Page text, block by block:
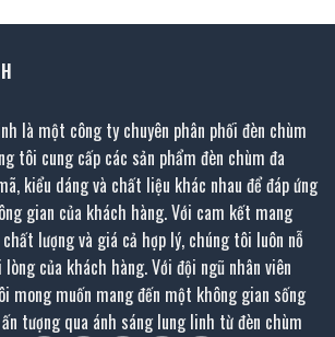
là một công ty chuyên phân phối đèn chùm
tôi cung cấp các sản phẩm đèn chùm đa
kiểu dáng và chất liệu khác nhau để đáp ứng
gian của khách hàng. Với cam kết mang
lượng và giá cả hợp lý, chúng tôi luôn nỗ
của khách hàng. Với đội ngũ nhân viên
mong muốn mang đến một không gian sống
tượng qua ánh sáng lung linh từ đèn chùm